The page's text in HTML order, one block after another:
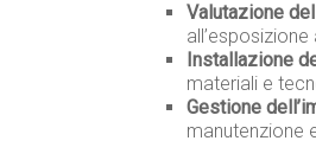
Valutazione
Installazione
materiali e
Gestione
manutenzione